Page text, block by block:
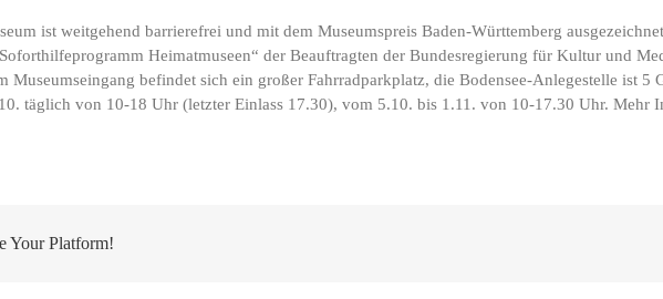
ist weitgehend barrierefrei und mit dem Museumspreis Baden-Württemberg
Heimatmuseen“ der Beauftragten der Bundesregierung für Kultur und
Museumseingang befindet sich ein großer Fahrradparkplatz, die Bodensee-Anlegestelle ist 5
täglich von 10-18 Uhr (letzter Einlass 17.30), vom 5.10. bis 1.11. von 10-17.30 Uhr. Mehr
Your Platform!